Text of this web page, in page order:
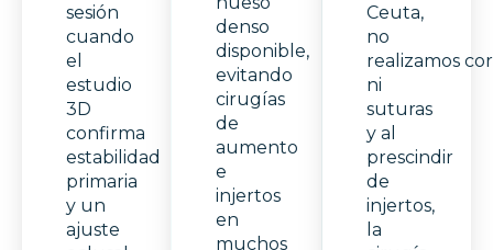
sesión
cuando
el
estudio
3D
confirma
estabilidad
primaria
y un
ajuste
denso
disponible,
evitando
cirugías
de
aumento
e
injertos
en
muchos
Ceuta,
no
realizamos
ni
suturas
y al
prescindir
de
injertos,
la